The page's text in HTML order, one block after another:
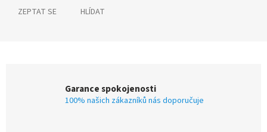
ZEPTAT SE HLÍDAT
Garance spokojenosti
100% našich zákazníků nás doporučuje